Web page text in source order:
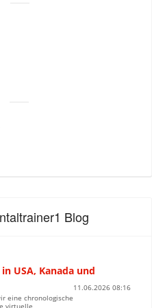
Blog
USA, Kanada und
11.06.2026 08:16
eine chronologische
virtuelle